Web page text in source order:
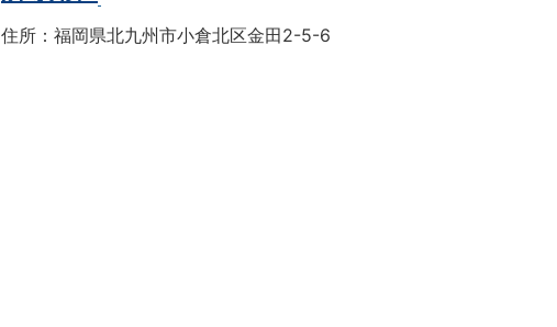
住所：福岡県北九州市小倉北区金田2-5-6